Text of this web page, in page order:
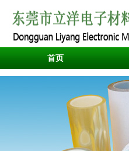
首页